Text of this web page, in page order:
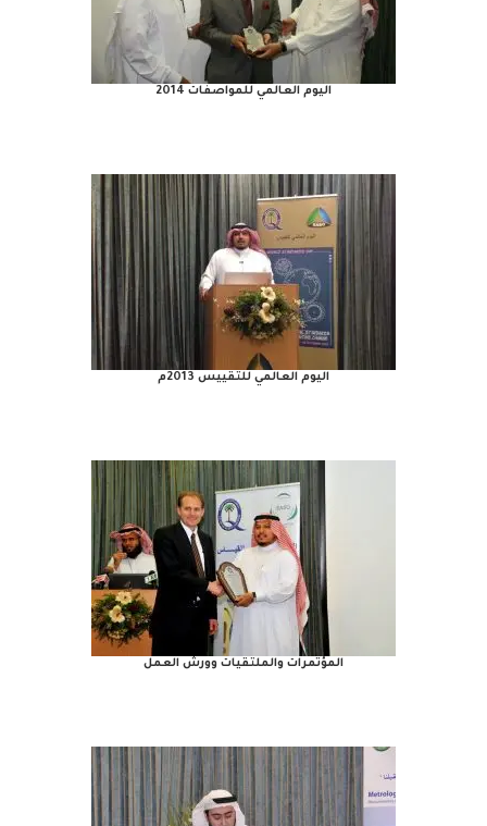
اليوم العالمي للمواصفات 2014
اليوم العالمي للتقييس 2013م
المؤتمرات والملتقيات وورش العمل